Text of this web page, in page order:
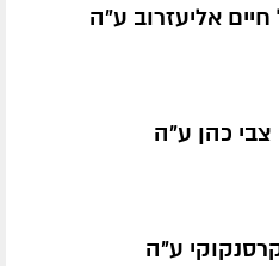
אליעזרוב ע״ה
כהן ע״ה
ע״ה